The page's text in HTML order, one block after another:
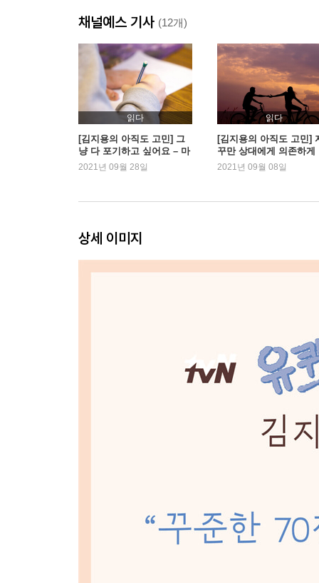
환자를 잃은 날
예약 부도 1년째인 D씨를 기다리는 이유
나라고 감정이 없겠습니까
나만 부족해보일 때
3장 상처받은 그 자리에서 다시 시작하기
결국에는 사람
다시 만나기 위한 용기
4장 완벽하진 않아도 충분히 좋은
과거 후회에서 벗어나기
정신과 약 계속 먹으면 안 된다는 말
아직도 우울증이 의지의 문제라 말하는 사람들에게
채널예스 기사 (12개)
읽다
[김지용의 아직도 고민] 그
냥 다 포기하고 싶어요 – 마
지막 회
2021년 09월 28일
읽다
[김지용의 아직도 고민]
꾸만 상대에게 의존하게
는 저, 문제인가요?
2021년 09월 08일
상세 이미지